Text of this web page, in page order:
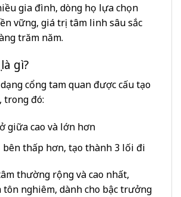
gia đình, dòng họ lựa chọn
vững, giá trị tâm linh sâu sắc
trăm năm.
gì?
cổng tam quan được cấu tạo
trong đó:
giữa cao và lớn hơn
bên thấp hơn, tạo thành 3 lối đi
thường rộng và cao nhất,
tôn nghiêm, dành cho bậc trưởng